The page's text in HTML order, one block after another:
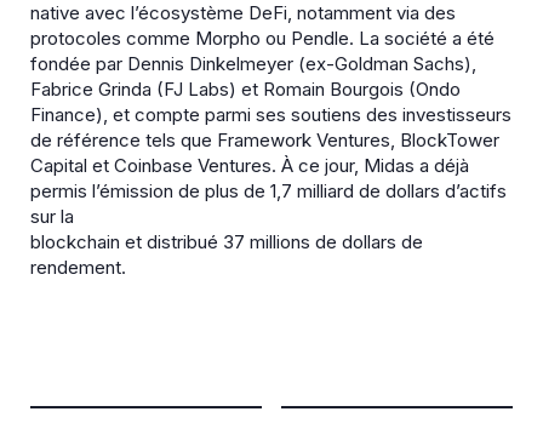
native avec l’écosystème DeFi, notamment via des
protocoles comme Morpho ou Pendle. La société a été
fondée par Dennis Dinkelmeyer (ex-Goldman Sachs),
Fabrice Grinda (FJ Labs) et Romain Bourgois (Ondo
Finance), et compte parmi ses soutiens des investisseurs
de référence tels que Framework Ventures, BlockTower
Capital et Coinbase Ventures. À ce jour, Midas a déjà
permis l’émission de plus de 1,7 milliard de dollars d’actifs
sur la
blockchain et distribué 37 millions de dollars de
rendement.